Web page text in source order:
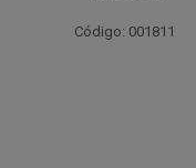
Código: 001811